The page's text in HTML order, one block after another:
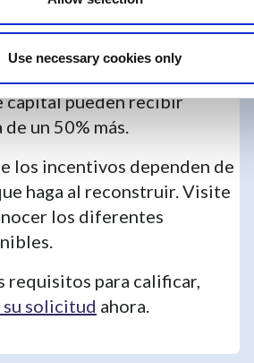
Use necessary cookies only
unifamiliar con
eléctrica, pero los
los requisitos para
capital pueden recibir
un 50% más.
los incentivos dependen de
haga al reconstruir. Visite
los diferentes
requisitos para calificar,
su solicitud ahora.